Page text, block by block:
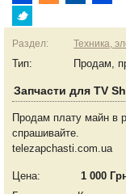
Раздел: Техника,
Тип: Продам,
Запчасти для TV
Продам плату майн в
спрашивайте.
telezapchasti.com.ua
Цена:
1 000